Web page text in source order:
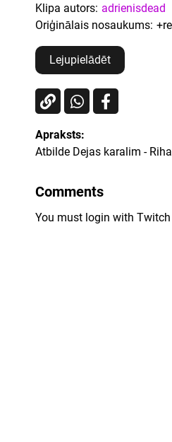
Klipa autors: adrienisdead
Oriģinālais nosaukums:
Lejupielādēt
Apraksts:
Atbilde Dejas karalim -
Comments
You must login with